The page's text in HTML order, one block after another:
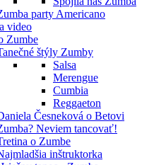
party Americano
video
Zumbe
štýly Zumby
Salsa
Merengue
Cumbia
Reggaeton
Česneková o Betovi
Neviem tancovať!
o Zumbe
inštruktorka